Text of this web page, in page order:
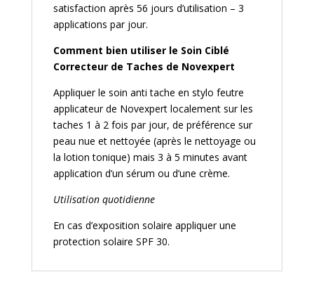
satisfaction après 56 jours d’utilisation – 3
applications par jour.
Comment bien utiliser le Soin Ciblé
Correcteur de Taches de Novexpert
Appliquer le soin anti tache en stylo feutre
applicateur de Novexpert localement sur les
taches 1 à 2 fois par jour, de préférence sur
peau nue et nettoyée (après le nettoyage ou
la lotion tonique) mais 3 à 5 minutes avant
application d’un sérum ou d’une crème.
Utilisation quotidienne
En cas d’exposition solaire appliquer une
protection solaire SPF 30.